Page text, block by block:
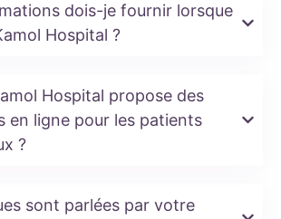
dois-je fournir lorsque
Hospital ?
Hospital propose des
en ligne pour les patients
?
sont parlées par votre